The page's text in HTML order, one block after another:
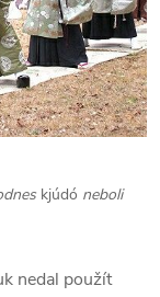
kjúdó neboli
nedal použít